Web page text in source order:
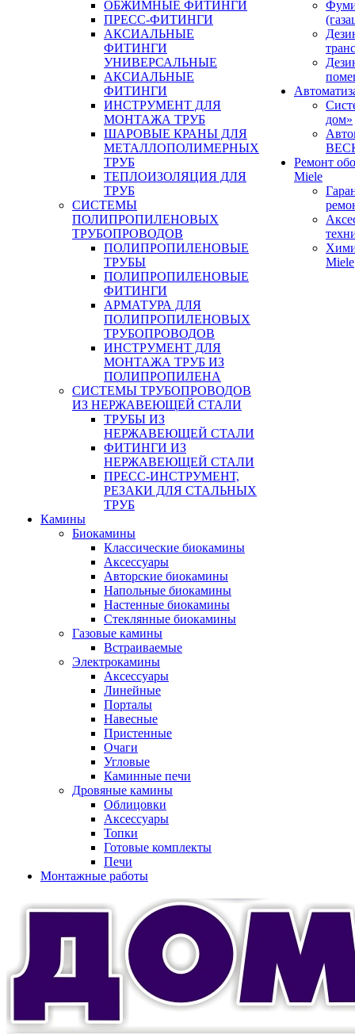
ОБЖИМНЫЕ ФИТИНГИ
ПРЕСС-ФИТИНГИ
АКСИАЛЬНЫЕ
ФИТИНГИ
УНИВЕРСАЛЬНЫЕ
АКСИАЛЬНЫЕ
ФИТИНГИ
ИНСТРУМЕНТ ДЛЯ
МОНТАЖА ТРУБ
ШАРОВЫЕ КРАНЫ ДЛЯ
МЕТАЛЛОПОЛИМЕРНЫХ
ТРУБ
ТЕПЛОИЗОЛЯЦИЯ ДЛЯ
ТРУБ
СИСТЕМЫ
ПОЛИПРОПИЛЕНОВЫХ
ТРУБОПРОВОДОВ
ПОЛИПРОПИЛЕНОВЫЕ
ТРУБЫ
ПОЛИПРОПИЛЕНОВЫЕ
ФИТИНГИ
АРМАТУРА ДЛЯ
ПОЛИПРОПИЛЕНОВЫХ
ТРУБОПРОВОДОВ
ИНСТРУМЕНТ ДЛЯ
МОНТАЖА ТРУБ ИЗ
ПОЛИПРОПИЛЕНА
СИСТЕМЫ ТРУБОПРОВОДОВ
ИЗ НЕРЖАВЕЮЩЕЙ СТАЛИ
ТРУБЫ ИЗ
НЕРЖАВЕЮЩЕЙ СТАЛИ
ФИТИНГИ ИЗ
НЕРЖАВЕЮЩЕЙ СТАЛИ
ПРЕСС-ИНСТРУМЕНТ,
РЕЗАКИ ДЛЯ СТАЛЬНЫХ
ТРУБ
Камины
Биокамины
Классические биокамины
Аксессуары
Авторские биокамины
Напольные биокамины
Настенные биокамины
Стеклянные биокамины
Газовые камины
Встраиваемые
Электрокамины
Аксессуары
Линейные
Порталы
Навесные
Пристенные
Очаги
Угловые
Каминные печи
Дровяные камины
Облицовки
Аксессуары
Топки
Готовые комплекты
Печи
Монтажные работы
дом»
Ремонт
Miele
Miele